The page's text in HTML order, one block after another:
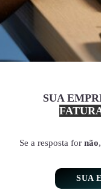
SUA
Se a resposta for não
SUA